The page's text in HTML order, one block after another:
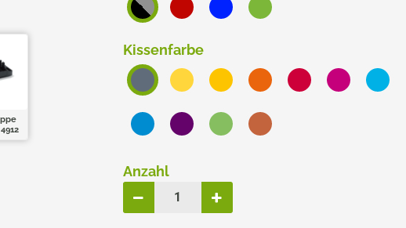
Kissenfarbe
Anzahl